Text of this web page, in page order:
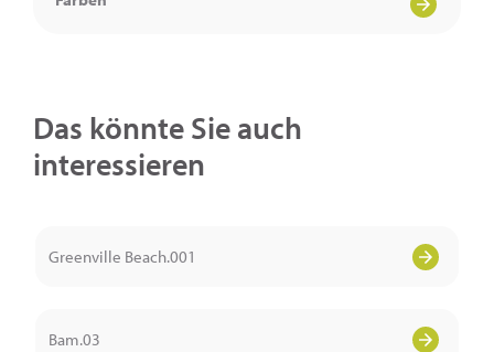
Das könnte Sie auch
interessieren
Greenville Beach.001
Bam.03